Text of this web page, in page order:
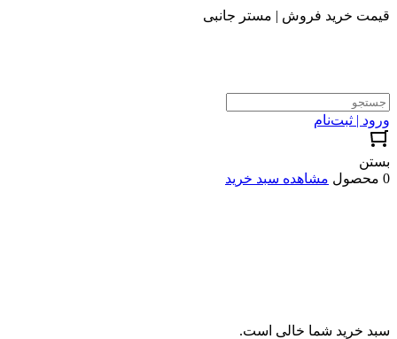
قیمت خرید فروش | مستر جانبی
ورود | ثبت‌نام
بستن
0 محصول
مشاهده سبد خرید
سبد خرید شما خالی است.